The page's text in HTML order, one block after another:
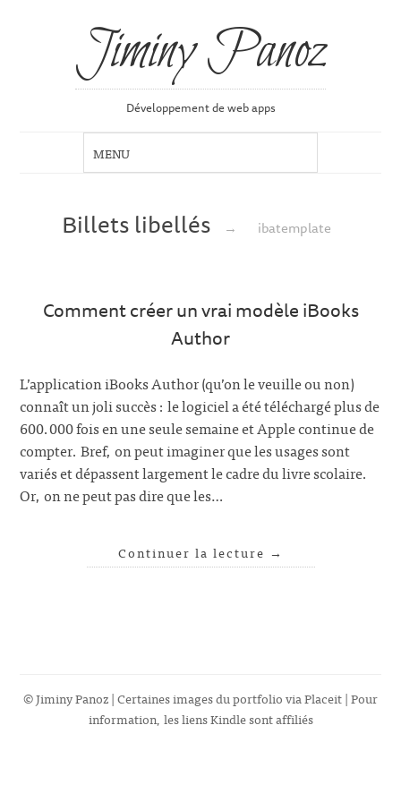
Jiminy Panoz
Développement de web apps
Billets libellés → ibatemplate
Comment créer un vrai modèle iBooks
Author
L’application iBooks Author (qu’on le veuille ou non)
connaît un joli succès : le logiciel a été téléchargé plus de
600.000 fois en une seule semaine et Apple continue de
compter. Bref, on peut imaginer que les usages sont
variés et dépassent largement le cadre du livre scolaire.
Or, on ne peut pas dire que les…
Continuer la lecture →
© Jiminy Panoz | Certaines images du portfolio viaPlaceit| Pour
information, les liens Kindle sont affiliés